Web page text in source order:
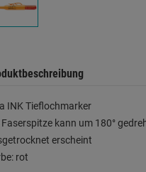
INK Tieflochmarker
Faserspitze kann um 180°
erscheint
rot